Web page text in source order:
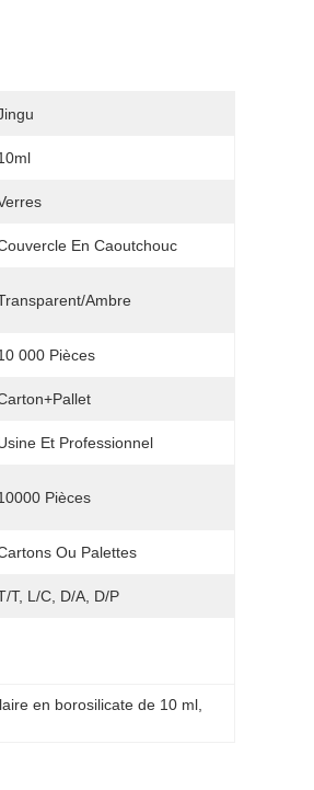
En Caoutchouc
Ambre
000 Pièces
Et Professionnel
Pièces
Ou Palettes
T, L/C, D/A, D/P
en borosilicate de 10 ml